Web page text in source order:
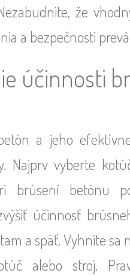
že
a bezpečnosti
účinnosti
a jeho
Najprv vyberte
brúsení betónu
účinnosť
a späť. Vyhnite sa
alebo stroj.